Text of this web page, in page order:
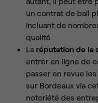
un contrat de bail
incluant de
qualité.
La réputation de la
entrer en ligne de
passer en revue
sur Bordeaux via
notoriété des